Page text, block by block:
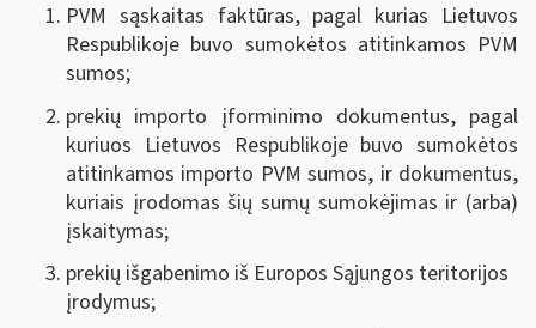
PVM sąskaitas faktūras, pagal kurias Lietuvos
Respublikoje buvo sumokėtos atitinkamos PVM
sumos;
prekių importo įforminimo dokumentus, pagal
kuriuos Lietuvos Respublikoje buvo sumokėtos
atitinkamos importo PVM sumos, ir dokumentus,
kuriais įrodomas šių sumų sumokėjimas ir (arba)
įskaitymas;
prekių išgabenimo iš Europos Sąjungos teritorijos
įrodymus;